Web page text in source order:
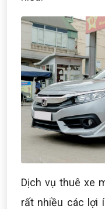
Dịch vụ thuê xe
rất nhiều các lợi